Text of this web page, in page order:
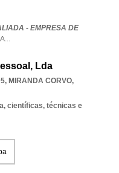
- EMPRESA DE
...
Lda
, MIRANDA CORVO,
científicas, técnicas e